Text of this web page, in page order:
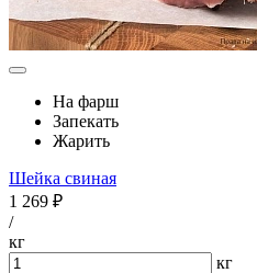
На фарш
Запекать
Жарить
Шейка свиная
1 269 ₽
/
кг
кг